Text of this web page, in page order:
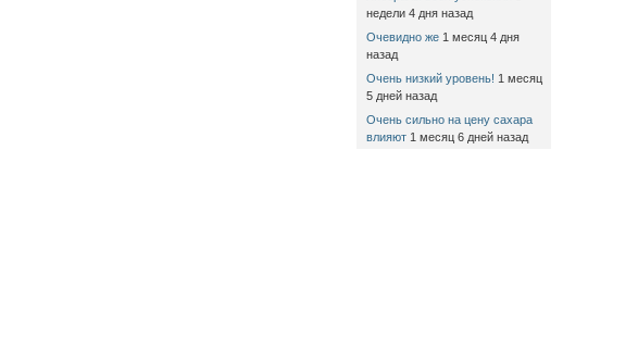
недели 4 дня назад
Очевидно же 1 месяц 4 дня
назад
Очень низкий уровень! 1 месяц
5 дней назад
Очень сильно на цену сахара
влияют 1 месяц 6 дней назад